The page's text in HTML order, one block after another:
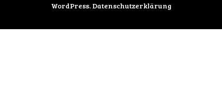
WordPress. Datenschutzerklärung